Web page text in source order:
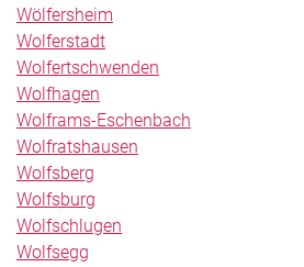
Wölfersheim
Wolferstadt
Wolfertschwenden
Wolfhagen
Wolframs-Eschenbach
Wolfratshausen
Wolfsberg
Wolfsburg
Wolfschlugen
Wolfsegg